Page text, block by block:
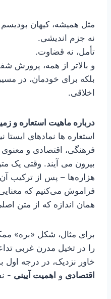
مثل همیشه، کیهان
نه جزم اندیشی.
تأمل، نه قضاوت.
و بالاتر از همه، پرورش
بلکه برای خودمان، در
اخلاقی.
درباره ماهیت استعاره و
استعاره ها نمادهای ایستا
فرهنگی، اقتصادی و
بیرون می آیند. وقتی یک
هزاره‌ها – پس از ترکیب
فراموش می‌کنیم که
همان اندازه که از متن
برای مثال، شکل «بره»
را در تخیل مدرن غربی
خاور نزدیک، در درجه اول
اقتصادی و اهمیت آیینی -